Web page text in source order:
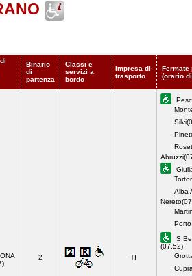
Binario
di
partenza
Classi e
servizi a
bordo
Impresa di
trasporto
Fermate
(orario
2 TI
Alba
(07.52)